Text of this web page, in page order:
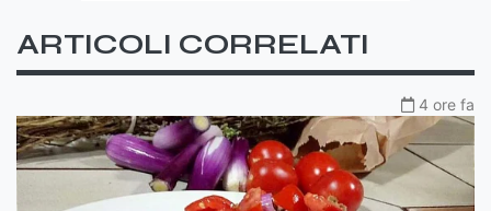
ARTICOLI CORRELATI
4 ore fa